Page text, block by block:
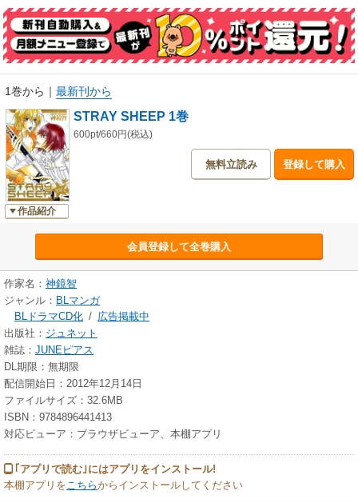
1巻から ｜ 最新刊から
作品紹介
STRAY SHEEP 1巻
600pt/660円(税込)
無料立読み 登録して購入
会員登録して全巻購入
作家名： 神鏡智
ジャンル： BLマンガ
BLドラマCD化 / 広告掲載中
出版社： ジュネット
雑誌： JUNEピアス
DL期限：無期限
配信開始日：2012年12月14日
ファイルサイズ：32.6MB
ISBN：9784896441413
対応ビューア：ブラウザビューア、本棚アプリ
｢アプリで読む｣にはアプリをインストール!
本棚アプリをこちらからインストールしてください